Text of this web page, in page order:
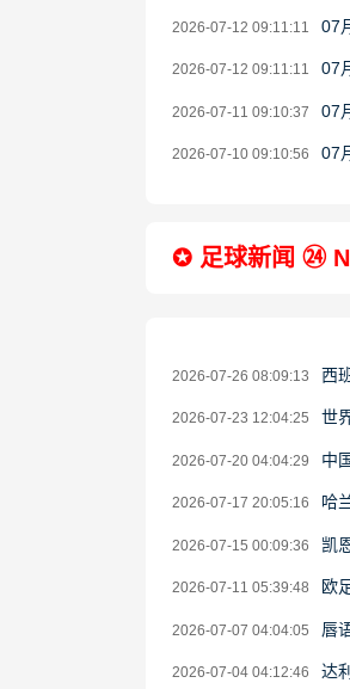
2026-07-12 09:11:11 07
2026-07-12 09:11:11 07
2026-07-11 09:10:37 07
2026-07-10 09:10:56 07
✪ 足球新闻 ㉔
2026-07-26 08:09:13 西
2026-07-23 12:04:25 世
2026-07-20 04:04:29 中
2026-07-17 20:05:16 哈
2026-07-15 00:09:36 凯
2026-07-11 05:39:48 欧
2026-07-07 04:04:05 唇
2026-07-04 04:12:46 达